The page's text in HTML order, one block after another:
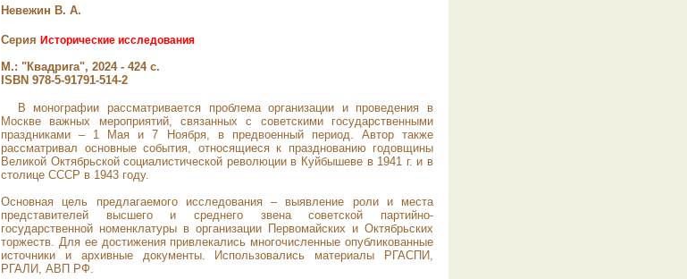
Невежин В. А.
Серия Исторические исследования
М.: "Квадрига", 2024 - 424 с.
ISBN 978-5-91791-514-2
В монографии рассматривается проблема организации и проведения в
Москве важных мероприятий, связанных с советскими государственными
праздниками – 1 Мая и 7 Ноября, в предвоенный период. Автор также
рассматривал основные события, относящиеся к празднованию годовщины
Великой Октябрьской социалистической революции в Куйбышеве в 1941 г. и в
столице СССР в 1943 году.
Основная цель предлагаемого исследования – выявление роли и места
представителей высшего и среднего звена советской партийно-
государственной номенклатуры в организации Первомайских и Октябрьских
торжеств. Для ее достижения привлекались многочисленные опубликованные
источники и архивные документы. Использовались материалы РГАСПИ,
РГАЛИ, АВП РФ.